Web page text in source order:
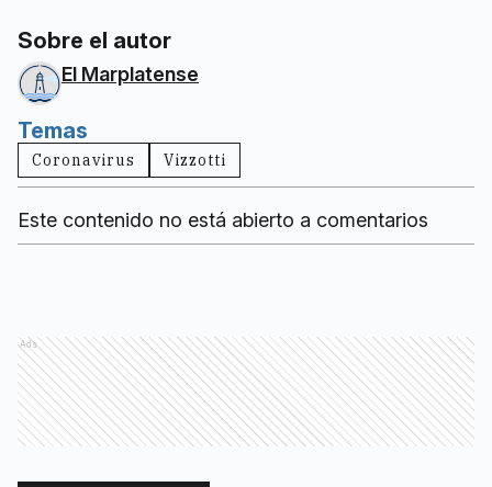
Sobre el autor
El Marplatense
Temas
Coronavirus Vizzotti
Este contenido no está abierto a comentarios
Ads